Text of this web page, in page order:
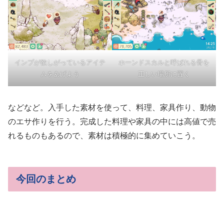
インプが欲しがっているアイテ
ムをあげよう
ホーンドスカルと呼ばれる骨を
正しい場所に置く
などなど。入手した素材を使って、料理、家具作り、動物
のエサ作りを行う。完成した料理や家具の中には高値で売
れるものもあるので、素材は積極的に集めていこう。
今回のまとめ